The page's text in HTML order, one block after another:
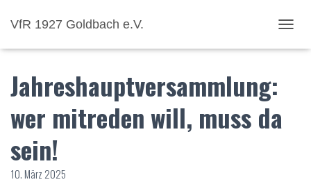
VfR 1927 Goldbach e.V.
Jahreshauptversammlung:
wer mitreden will, muss da
sein!
10. März 2025